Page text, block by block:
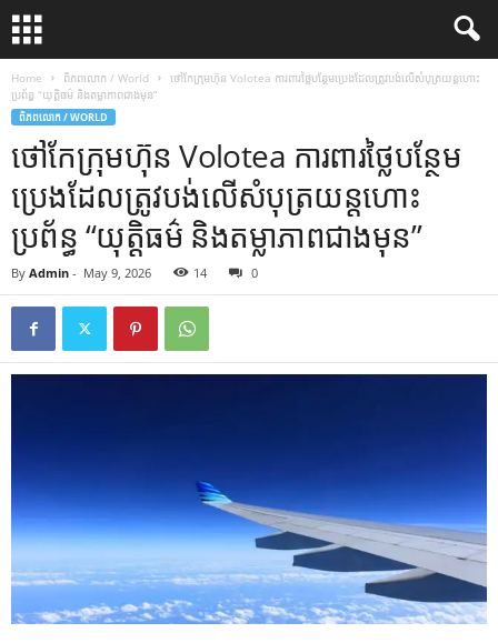
Home ពិភពលោក / World
ថៅកែក្រុមហ៊ុន Volotea ការពារថ្លៃបន្ថែមប្រេងដែលត្រូវបង់លើសំបុត្រយន្តហោះ
ប្រព័ន្ធ “យុត្តិធម៌ និងតម្លាភាពជាងមុន”
ពិភពលោក / WORLD
ថៅកែក្រុមហ៊ុន Volotea ការពារថ្លៃបន្ថែម
ប្រេងដែលត្រូវបង់លើសំបុត្រយន្តហោះ
ប្រព័ន្ធ “យុត្តិធម៌ និងតម្លាភាពជាងមុន”
By Admin - May 9, 2026 14 0